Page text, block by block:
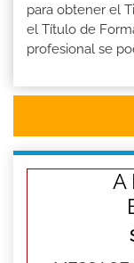
para obtener el
el Título de
profesional se
A